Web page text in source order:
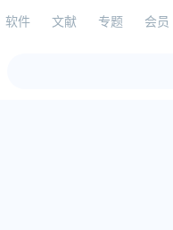
软件 文献 专题 会员